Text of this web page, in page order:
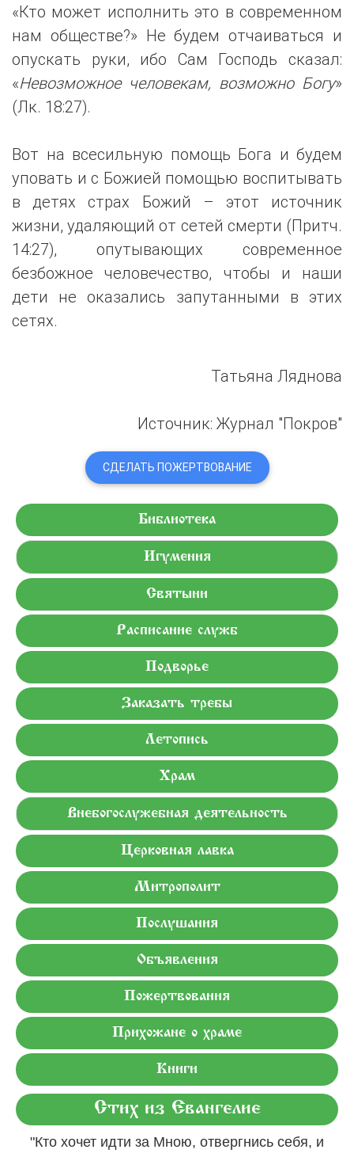
«Кто может исполнить это в современном
нам обществе?» Не будем отчаиваться и
опускать руки, ибо Сам Господь сказал:
«Невозможное человекам, возможно Богу»
(Лк. 18:27).
Вот на всесильную помощь Бога и будем
уповать и с Божией помощью воспитывать
в детях страх Божий – этот источник
жизни, удаляющий от сетей смерти (Притч.
14:27), опутывающих современное
безбожное человечество, чтобы и наши
дети не оказались запутанными в этих
сетях.
Татьяна Ляднова
Источник: Журнал "Покров"
СДЕЛАТЬ ПОЖЕРТВОВАНИЕ
Библиотека
Игумения
Святыни
Расписание служб
Подворье
Заказать требы
Летопись
Храм
Внебогослужебная деятельность
Церковная лавка
Митрополит
Послушания
Объявления
Пожертвования
Прихожане о храме
Книги
Стих из Евангелие
"Кто хочет идти за Мною, отвергнись себя, и